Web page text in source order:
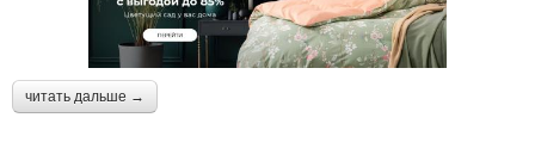
читать дальше →